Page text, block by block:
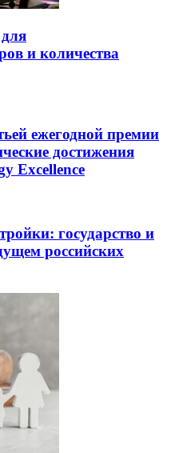
и количества
ежегодной премии
достижения
Excellence
государство и
российских